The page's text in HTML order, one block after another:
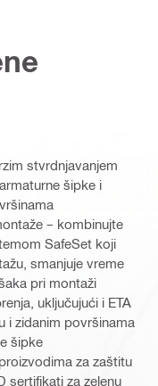
stvrdnjavanjem
šipke i
– kombinujte
SafeSet koji
smanjuje vreme
pri montaži
uključujući i ETA
i zidanim površinama
šipke
za zaštitu
sertifikati za zelenu